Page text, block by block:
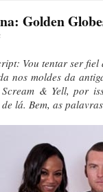
Golden
Vou tentar ser fiel
nos moldes da
& Yell, por
de lá. Bem, as